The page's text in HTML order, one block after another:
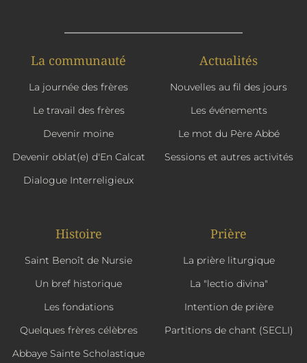
La communauté
La journée des frères
Le travail des frères
Devenir moine
Devenir oblat(e) d'En Calcat
Dialogue Interreligieux
Actualités
Nouvelles au fil des jours
Les événements
Le mot du Père Abbé
Sessions et autres activités
Histoire
Saint Benoît de Nursie
Un bref historique
Les fondations
Quelques frères célèbres
Abbaye Sainte Scholastique
Prière
La prière liturgique
La "lectio divina"
Intention de prière
Partitions de chant (SECLI)